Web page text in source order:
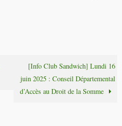
[Info Club Sandwich] Lundi 16
juin 2025 : Conseil Départemental
d’Accès au Droit de la Somme